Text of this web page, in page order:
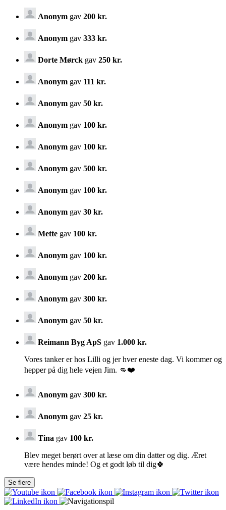
Anonym gav 200 kr.
Anonym gav 333 kr.
Dorte Mørck gav 250 kr.
Anonym gav 111 kr.
Anonym gav 50 kr.
Anonym gav 100 kr.
Anonym gav 100 kr.
Anonym gav 500 kr.
Anonym gav 100 kr.
Anonym gav 30 kr.
Mette gav 100 kr.
Anonym gav 100 kr.
Anonym gav 200 kr.
Anonym gav 300 kr.
Anonym gav 50 kr.
Reimann Byg ApS gav 1.000 kr.
Vores tanker er hos Lilli og jer hver eneste dag. Vi kommer og
hepper på dig hele vejen Jim. 👊❤️
Anonym gav 300 kr.
Anonym gav 25 kr.
Tina gav 100 kr.
Blev meget berørt over at læse om din datter og dig. Æret
være hendes minde! Og et godt løb til dig🍀